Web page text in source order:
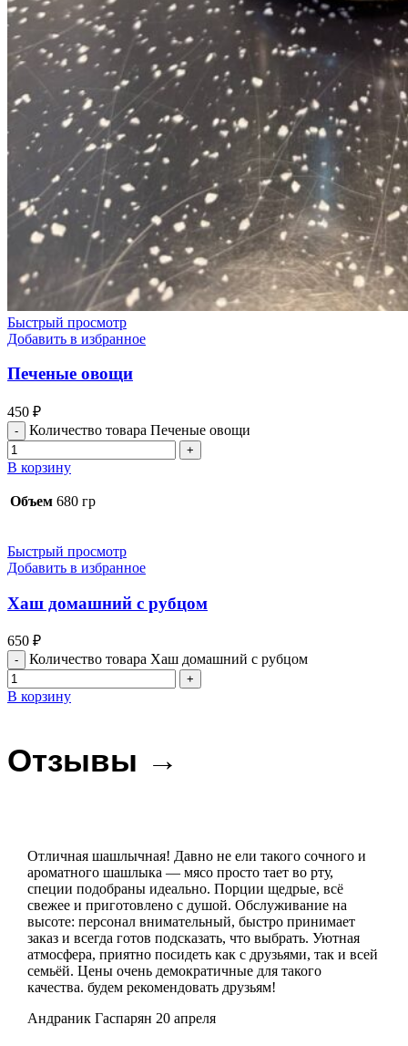
Быстрый просмотр
Добавить в избранное
Печеные овощи
450 ₽
Количество товара Печеные овощи
В корзину
Объем 680 гр
Быстрый просмотр
Добавить в избранное
Хаш домашний с рубцом
650 ₽
Количество товара Хаш домашний с рубцом
В корзину
Отзывы →
Отличная шашлычная! Давно не ели такого сочного и
ароматного шашлыка — мясо просто тает во рту,
специи подобраны идеально. Порции щедрые, всё
свежее и приготовлено с душой. Обслуживание на
высоте: персонал внимательный, быстро принимает
заказ и всегда готов подсказать, что выбрать. Уютная
атмосфера, приятно посидеть как с друзьями, так и всей
семьёй. Цены очень демократичные для такого
качества. будем рекомендовать друзьям!
Андраник Гаспарян 20 апреля